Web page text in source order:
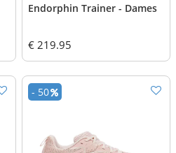
Endorphin Trainer - Dames
€ 219.95
- 50